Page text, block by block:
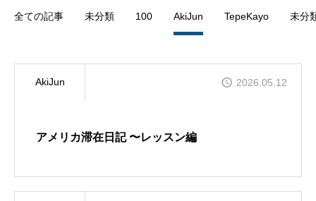
100 Carat のイベントは別格!!!
イチオシ情報
100 Carat の最も熱いNewsをお知らせ!!!
クリエイティブなメンバー
料金案内
お得な料金システムがあります!!!
全ての記事 未分類 100 AkiJun TepeKayo 未分
AkiJun 2026.05.12
アメリカ滞在日記 〜レッスン編